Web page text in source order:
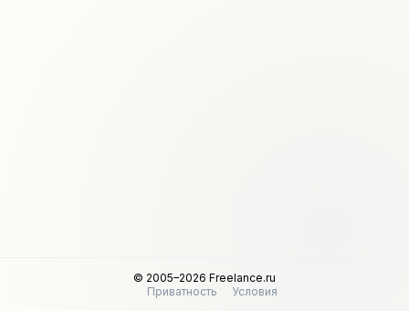
© 2005–2026 Freelance.ru
Приватность
Условия